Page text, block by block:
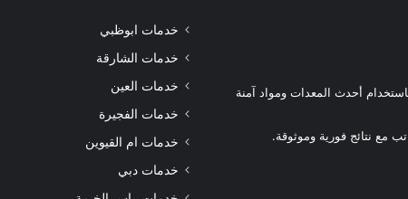
أحدث المعدات ومواد آمنة
مع نتائج فورية وموثوقة.
خدمات ابوظبي
خدمات الشارقة
خدمات العين
خدمات الفجيرة
خدمات ام القيوين
خدمات دبي